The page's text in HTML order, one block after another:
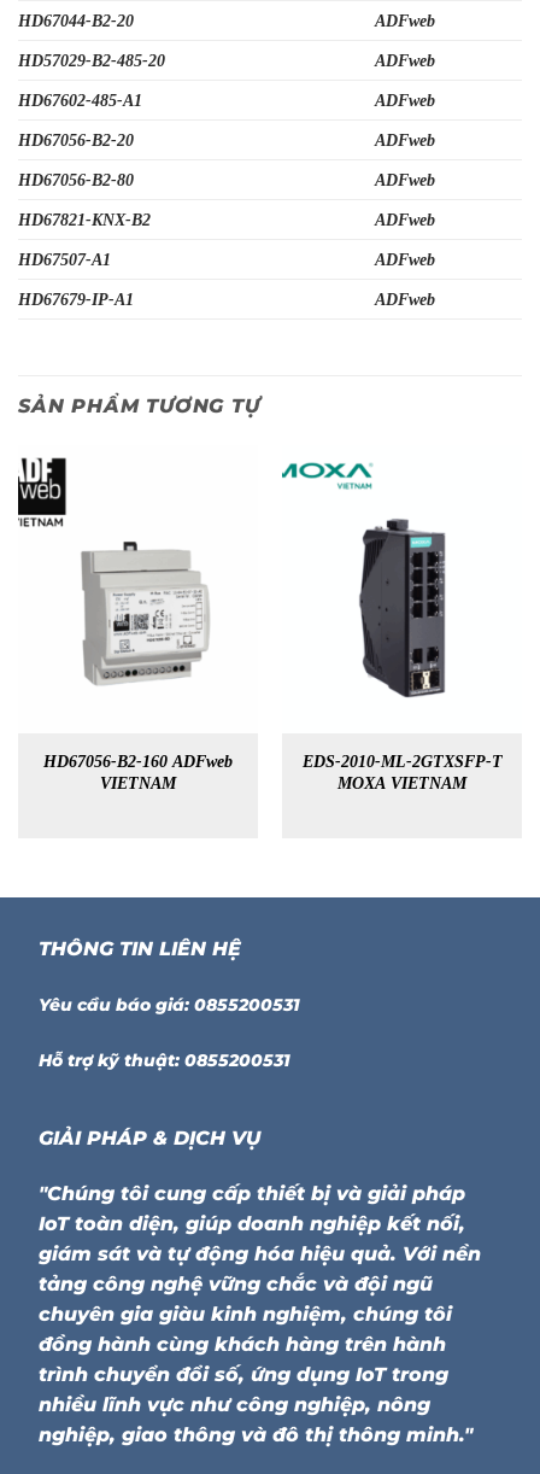
HD67044-B2-20 ADFweb
HD57029-B2-485-20 ADFweb
HD67602-485-A1 ADFweb
HD67056-B2-20 ADFweb
HD67056-B2-80 ADFweb
HD67821-KNX-B2 ADFweb
HD67507-A1 ADFweb
HD67679-IP-A1 ADFweb
SẢN PHẨM TƯƠNG TỰ
HD67056-B2-160 ADFweb
VIETNAM
EDS-2010-ML-2GTXSFP-T
MOXA VIETNAM
THÔNG TIN LIÊN HỆ
Yêu cầu báo giá: 0855200531
Hỗ trợ kỹ thuật: 0855200531
GIẢI PHÁP & DỊCH VỤ
"Chúng tôi cung cấp thiết bị và giải pháp
IoT toàn diện, giúp doanh nghiệp kết nối,
giám sát và tự động hóa hiệu quả. Với nền
tảng công nghệ vững chắc và đội ngũ
chuyên gia giàu kinh nghiệm, chúng tôi
đồng hành cùng khách hàng trên hành
trình chuyển đổi số, ứng dụng IoT trong
nhiều lĩnh vực như công nghiệp, nông
nghiệp, giao thông và đô thị thông minh."